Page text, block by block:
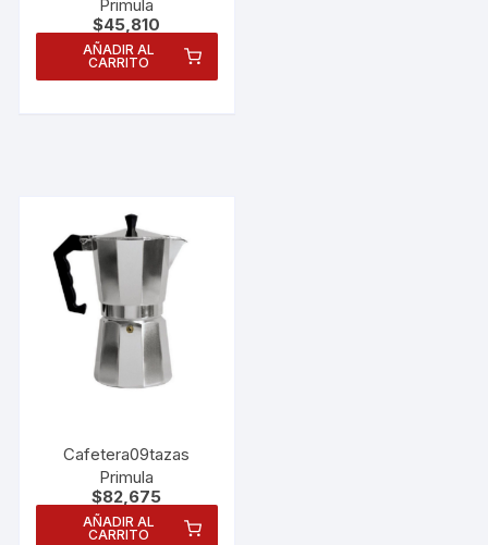
Primula
$45,810
AÑADIR AL
CARRITO
Cafetera09tazas
Primula
$82,675
AÑADIR AL
CARRITO